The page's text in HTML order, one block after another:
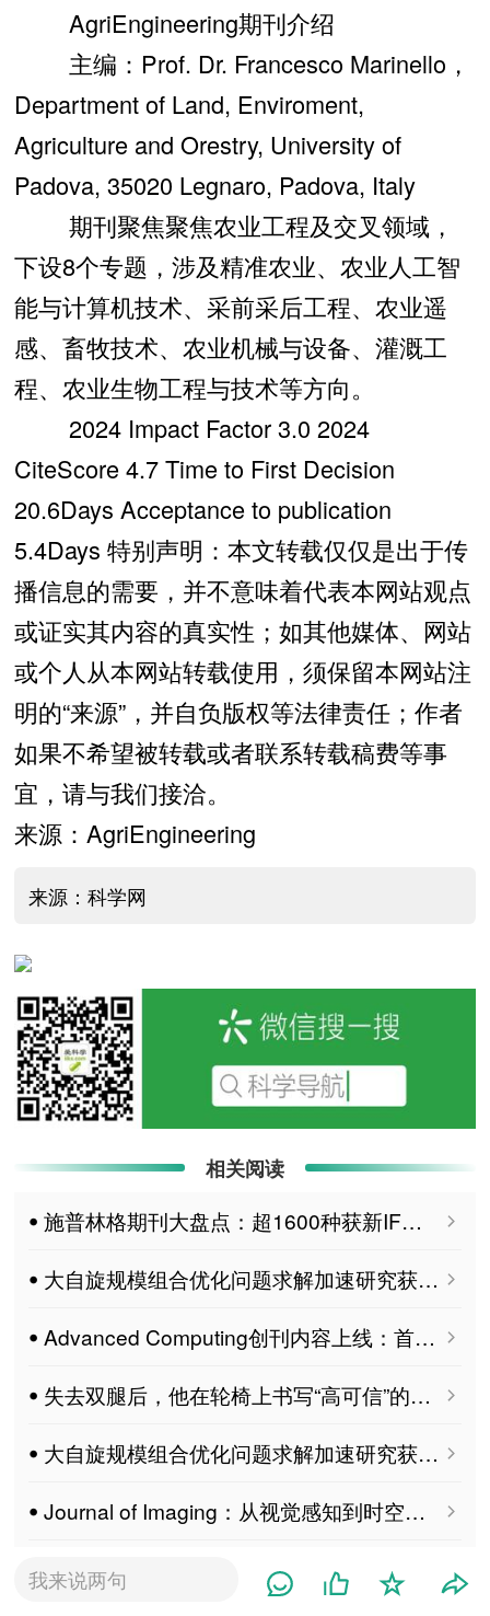
AgriEngineering期刊介绍
主编：Prof. Dr. Francesco Marinello，
Department of Land, Enviroment,
Agriculture and Orestry, University of
Padova, 35020 Legnaro, Padova, Italy
期刊聚焦聚焦农业工程及交叉领域，
下设8个专题，涉及精准农业、农业人工智
能与计算机技术、采前采后工程、农业遥
感、畜牧技术、农业机械与设备、灌溉工
程、农业生物工程与技术等方向。
2024 Impact Factor 3.0 2024
CiteScore 4.7 Time to First Decision
20.6Days Acceptance to publication
5.4Days 特别声明：本文转载仅仅是出于传
播信息的需要，并不意味着代表本网站观点
或证实其内容的真实性；如其他媒体、网站
或个人从本网站转载使用，须保留本网站注
明的“来源”，并自负版权等法律责任；作者
如果不希望被转载或者联系转载稿费等事
宜，请与我们接洽。
来源：AgriEngineering
来源：科学网
相关阅读
ꔷ 施普林格期刊大盘点：超1600种获新IF，千余种领域前50%
ꔷ 大自旋规模组合优化问题求解加速研究获进展
ꔷ Advanced Computing创刊内容上线：首批论文及主编寄语发布！
ꔷ 失去双腿后，他在轮椅上书写“高可信”的代码人生
ꔷ 大自旋规模组合优化问题求解加速研究获进展
ꔷ Journal of Imaging：从视觉感知到时空理解 MDPI特刊征稿
ꔷ 多功能的相干伊辛计算平台
我来说两句